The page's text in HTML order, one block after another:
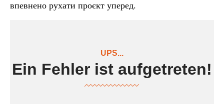
впевнено рухати проєкт уперед.